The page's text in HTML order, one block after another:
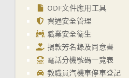
ODF文件應用工具
資通安全管理
職業安全衛生
捐款芳名錄及同意書
電話分機號碼一覽表
教職員汽機車停車登記